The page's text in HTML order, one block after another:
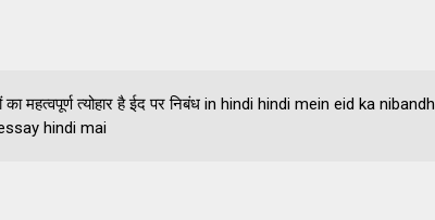
महत्वपूर्ण त्योहार है ईद पर निबंध in hindi hindi mein eid ka nibandh
hindi mai